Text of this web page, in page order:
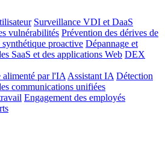
Surveillance VDI et DaaS
vulnérabilités Prévention des dérives de
proactive Dépannage et
SaaS et des applications Web DEX
par l'IA Assistant IA Détection
communications unifiées
Engagement des employés